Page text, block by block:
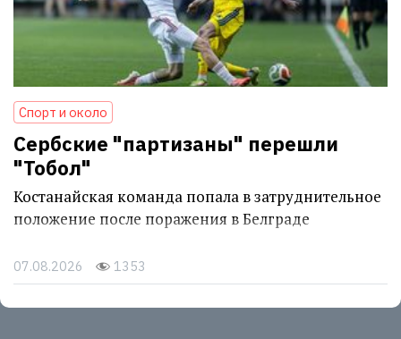
Спорт и около
Сербские "партизаны" перешли
"Тобол"
Костанайская команда попала в затруднительное
положение после поражения в Белграде
07.08.2026 1353